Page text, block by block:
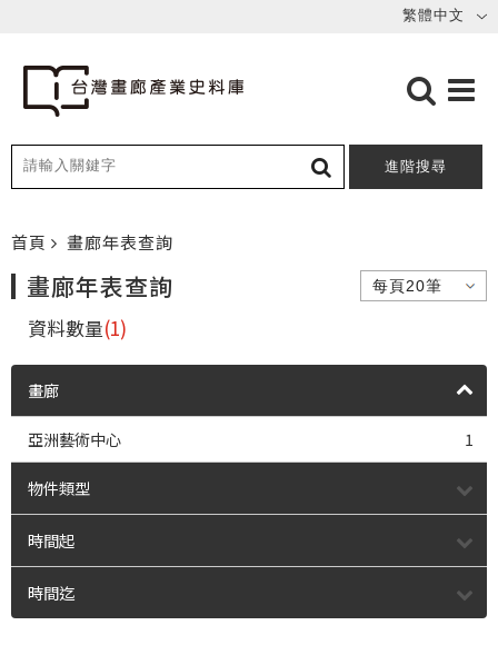
進階搜尋
首頁 畫廊年表查詢
畫廊年表查詢
資料數量(1)
畫廊
亞洲藝術中心 1
物件類型
時間起
時間迄